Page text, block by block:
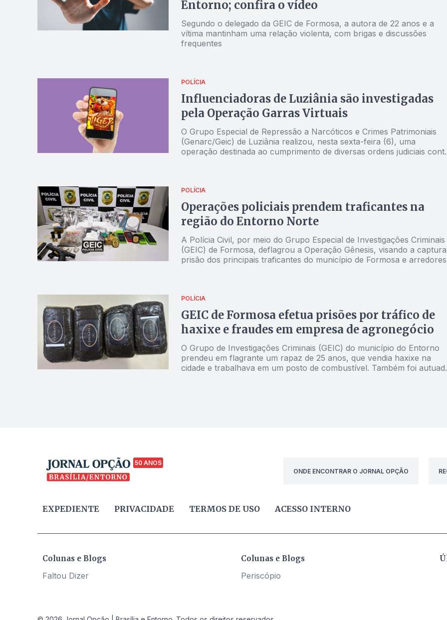
Entorno; confira o vídeo
Segundo o delegado da GEIC de Formosa, a autora de 22 anos e a
vítima mantinham uma relação violenta, com brigas e discussões
frequentes
POLÍCIA
Influenciadoras de Luziânia são investigadas
pela Operação Garras Virtuais
O Grupo Especial de Repressão a Narcóticos e Crimes Patrimoniais
(Genarc/Geic) de Luziânia realizou, nesta sexta-feira (6), uma
operação destinada ao cumprimento de diversas ordens judiciais
POLÍCIA
Operações policiais prendem traficantes na
região do Entorno Norte
A Polícia Civil, por meio do Grupo Especial de Investigações Criminais
(GEIC) de Formosa, deflagrou a Operação Gênesis, visando a
prisão dos principais traficantes do município de Formosa e
POLÍCIA
GEIC de Formosa efetua prisões por tráfico de
haxixe e fraudes em empresa de agronegócio
O Grupo de Investigações Criminais (GEIC) do município do Entorno
prendeu em flagrante um rapaz de 25 anos, que vendia haxixe na
cidade e trabalhava em um posto de combustível. Também foi
50 ANOS
ONDE ENCONTRAR O JORNAL OPÇÃO
EXPEDIENTE PRIVACIDADE TERMOS DE USO ACESSO INTERNO
Colunas e Blogs
Faltou Dizer
Colunas e Blogs
Periscópio